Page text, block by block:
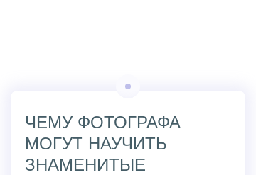
ЧЕМУ ФОТОГРАФА
МОГУТ НАУЧИТЬ
ЗНАМЕНИТЫЕ